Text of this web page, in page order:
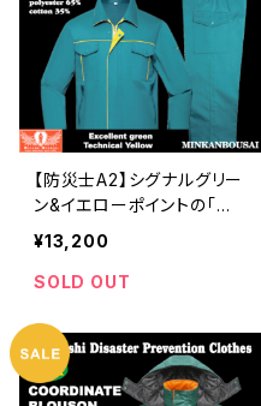
【防災士A2】シグナルグリー
ン&イエローポイントの「防
災士（志）防災服」 | 危機管
理ブランド民間防災
¥13,200
SOLD OUT